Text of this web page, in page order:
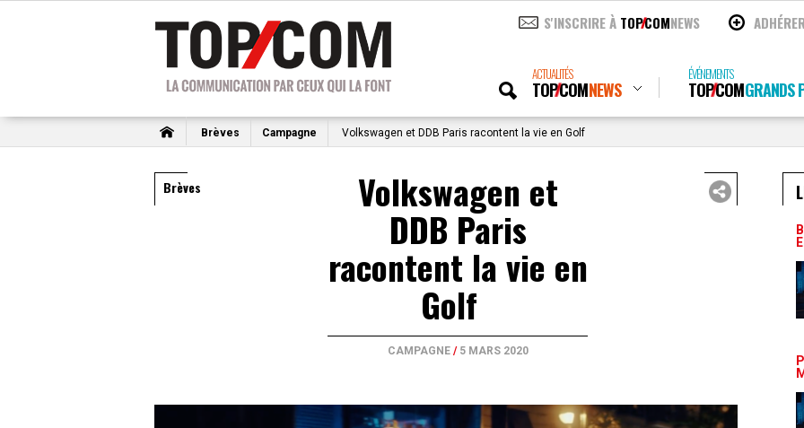
S'INSCRIRE À TOPCOMNEWS
ACTUALITÉS
TOPCOMNEWS
ÉVÉNEMENTS
TOPCOMGRANDS
Brèves Campagne Volkswagen et DDB Paris racontent la vie en Golf
Brèves Volkswagen et
DDB Paris
racontent la vie en
Golf
CAMPAGNE/ 5 MARS 2020